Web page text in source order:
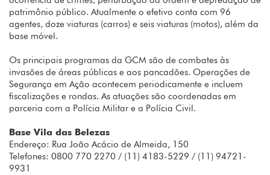
patrimônio público. Atualmente o efetivo conta com 96
agentes, doze viaturas (carros) e seis viaturas (motos), além da
base móvel.
Os principais programas da GCM são de combates às
invasões de áreas públicas e aos pancadões. Operações de
Segurança em Ação acontecem periodicamente e incluem
fiscalizações e rondas. As atuações são coordenadas em
parceria com a Polícia Militar e a Polícia Civil.
Base Vila das Belezas
Endereço: Rua João Acácio de Almeida, 150
Telefones: 0800 770 2270 / (11) 4183-5229 / (11) 94721-
9931